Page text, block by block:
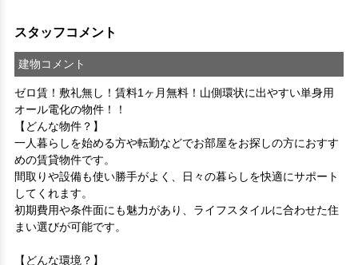
スタッフコメント
建物コメント
ゼロ賃！敷礼無し！賃料1ヶ月無料！山側環状に出やすい単身用
オール電化の物件！！
【どんな物件？】
一人暮らしを始める方や転勤などでお部屋をお探しの方におすす
めの賃貸物件です。
間取りや設備も使い勝手がよく、日々の暮らしを快適にサポート
してくれます。
初期費用や条件面にも魅力があり、ライフスタイルに合わせた住
まい選びが可能です。
【どんな環境？】